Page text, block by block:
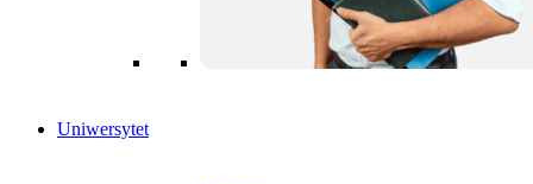
Uniwersytet